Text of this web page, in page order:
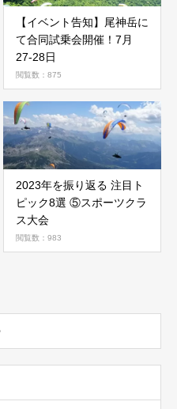
【イベント告知】尾神岳に
て合同試乗会開催！7月
27-28日
閲覧数：875
2023年を振り返る 注目ト
ピック8選 ⑤スポーツクラ
ス大会
閲覧数：983